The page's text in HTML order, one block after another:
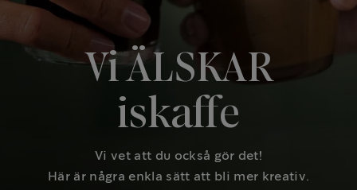
Vi ÄLSKAR
iskaffe
Vi vet att du också gör det!
Här är några enkla sätt att bli mer kreativ.